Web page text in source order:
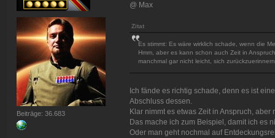
Beiträge: 36.683
@ Max
Zitat
Es stimmt: Es wäre wirklich schade, wenn die
Hmm, aber es kann schon auch Zeit in
manchmal gar nicht leicht, sich
Ich fände es richtig schade, denn es ist
Abschluss dessen.
Klar nimmt es etwas Zeit in Anspruch,
Das mache ich zum Beispiel, damit ich es
Oder man geht nochmal auf